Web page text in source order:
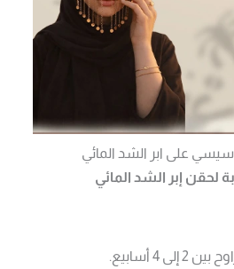
على ابر الشد المائي
لحقن إبر الشد المائي
4 أسابيع.